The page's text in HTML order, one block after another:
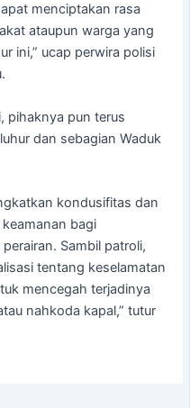
menciptakan rasa
ataupun warga yang
ini,” ucap perwira polisi
pihaknya pun terus
dan sebagian Waduk
kondusifitas dan
bagi
Sambil patroli,
tentang keselamatan
mencegah terjadinya
nahkoda kapal,” tutur